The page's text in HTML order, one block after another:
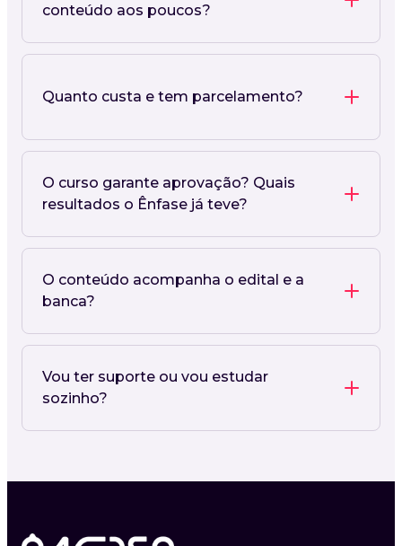
conteúdo aos poucos?
Quanto custa e tem parcelamento?
O curso garante aprovação? Quais
resultados o Ênfase já teve?
O conteúdo acompanha o edital e a
banca?
Vou ter suporte ou vou estudar
sozinho?